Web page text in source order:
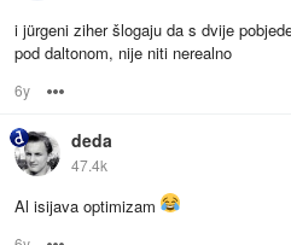
i jürgeni ziher šlogaju da s dvije
pod daltonom, nije niti nerealno
6y
deda
47.4k
Al isijava optimizam